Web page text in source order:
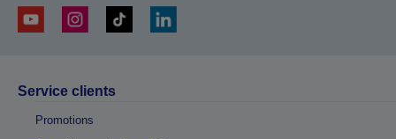
Service clients
Promotions